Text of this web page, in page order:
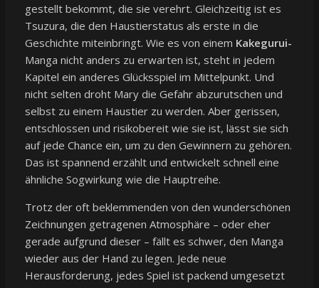
gestellt bekommt, die sie verehrt. Gleichzeitig ist es
Tsuzura, die den Haustierstatus als erste in die
Geschichte miteinbringt. Wie es von einem Kakegurui-
Manga nicht anders zu erwarten ist, steht in jedem
Kapitel ein anderes Glücksspiel im Mittelpunkt. Und
nicht selten droht Mary die Gefahr abzurutschen und
selbst zu einem Haustier zu werden. Aber gerissen,
entschlossen und risikobereit wie sie ist, lässt sie sich
auf jede Chance ein, um zu den Gewinnern zu gehören.
Das ist spannend erzählt und entwickelt schnell eine
ähnliche Sogwirkung wie die Hauptreihe.
Trotz der oft beklemmenden von den wunderschönen
Zeichnungen getragenen Atmosphäre – oder eher
gerade aufgrund dieser – fällt es schwer, den Manga
wieder aus der Hand zu legen. Jede neue
Herausforderung, jedes Spiel ist packend umgesetzt